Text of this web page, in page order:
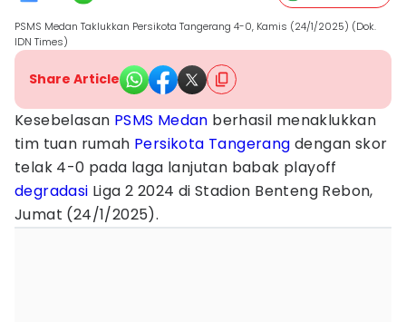
PSMS Medan Taklukkan Persikota Tangerang 4-0, Kamis (24/1/2025) (Dok.
IDN Times)
Share Article
Kesebelasan PSMS Medan berhasil menaklukkan
tim tuan rumah Persikota Tangerang dengan skor
telak 4-0 pada laga lanjutan babak playoff
degradasi Liga 2 2024 di Stadion Benteng Rebon,
Jumat (24/1/2025).